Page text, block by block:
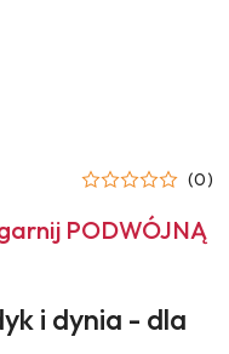
(0)
PODWÓJNĄ
i dynia - dla